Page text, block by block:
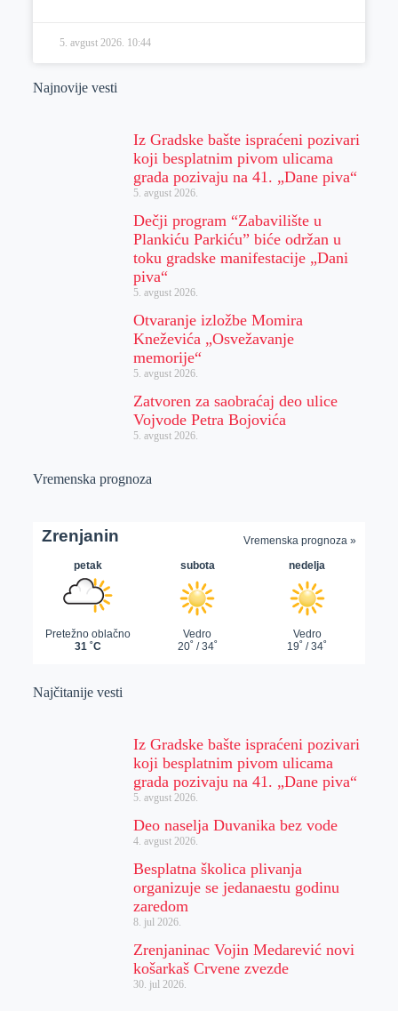
5. avgust 2026. 10:44
Najnovije vesti
Iz Gradske bašte ispraćeni pozivari
koji besplatnim pivom ulicama
grada pozivaju na 41. „Dane piva“
5. avgust 2026.
Dečji program “Zabavilište u
Plankiću Parkiću” biće održan u
toku gradske manifestacije „Dani
piva“
5. avgust 2026.
Otvaranje izložbe Momira
Kneževića „Osvežavanje
memorije“
5. avgust 2026.
Zatvoren za saobraćaj deo ulice
Vojvode Petra Bojovića
5. avgust 2026.
Vremenska prognoza
Najčitanije vesti
Iz Gradske bašte ispraćeni pozivari
koji besplatnim pivom ulicama
grada pozivaju na 41. „Dane piva“
5. avgust 2026.
Deo naselja Duvanika bez vode
4. avgust 2026.
Besplatna školica plivanja
organizuje se jedanaestu godinu
zaredom
8. jul 2026.
Zrenjaninac Vojin Medarević novi
košarkaš Crvene zvezde
30. jul 2026.